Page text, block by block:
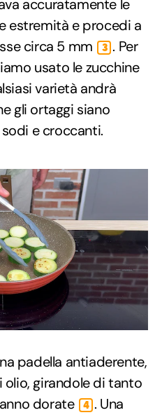
accuratamente le
estremità e procedi a
circa 5 mm
3 . Per
usato le zucchine
varietà andrà
gli ortaggi siano
e croccanti.
padella antiaderente,
girandole di tanto
dorate
4 . Una